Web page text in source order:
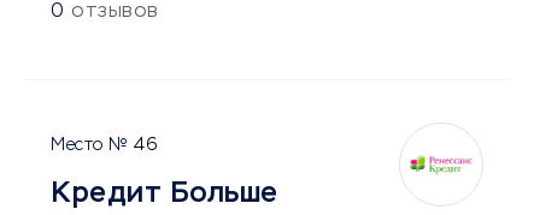
0 отзывов
46
Кредит Больше